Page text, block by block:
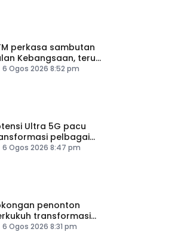
perkasa sambutan
Kebangsaan, terus
rakyat
6 Ogos 2026 8:52 pm
Ultra 5G pacu
pelbagai
utama
6 Ogos 2026 8:47 pm
penonton
transformasi
6 Ogos 2026 8:31 pm